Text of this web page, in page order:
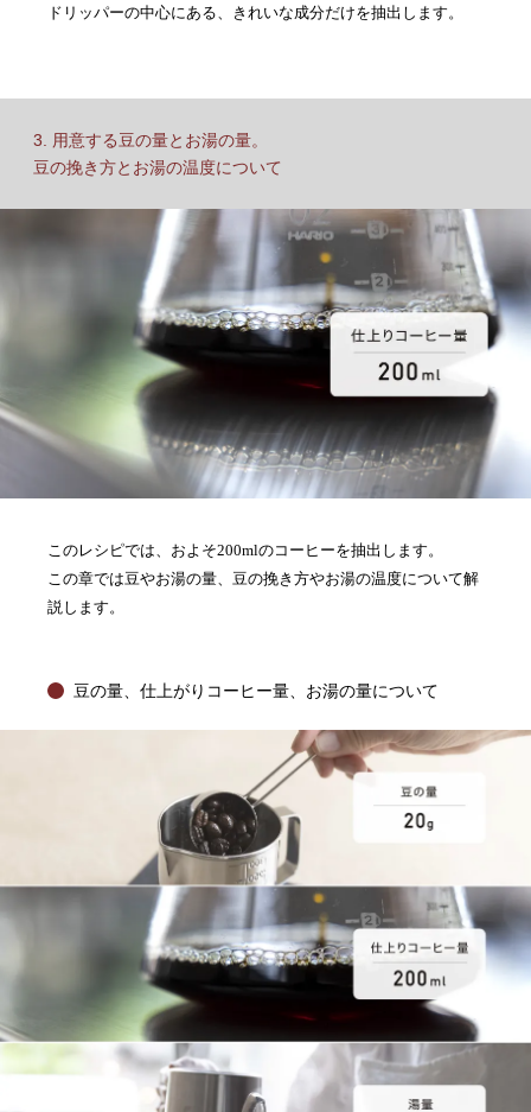
ドリッパーの中心にある、きれいな成分だけを抽出します。
3. 用意する豆の量とお湯の量。
豆の挽き方とお湯の温度について
このレシピでは、およそ200mlのコーヒーを抽出します。
この章では豆やお湯の量、豆の挽き方やお湯の温度について解
説します。
豆の量、仕上がりコーヒー量、お湯の量について